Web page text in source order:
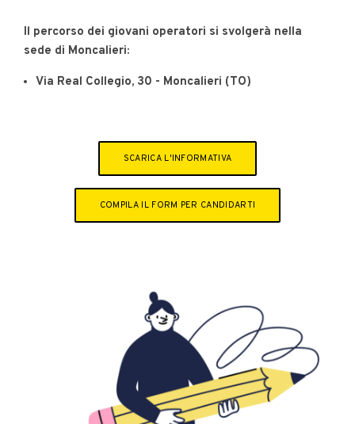
Il percorso dei giovani operatori si svolgerà nella
sede di Moncalieri:
Via Real Collegio, 30 - Moncalieri (TO)
SCARICA L'INFORMATIVA
COMPILA IL FORM PER CANDIDARTI